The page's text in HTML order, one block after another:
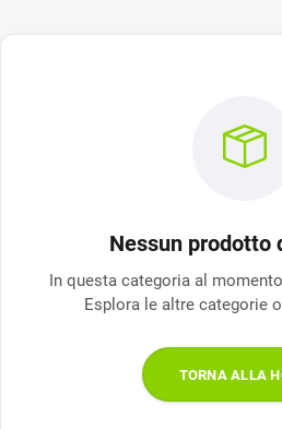
Nessun prodotto
In questa categoria al
Esplora le altre categorie
TORNA ALLA